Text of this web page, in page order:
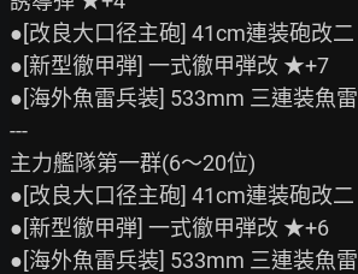
●[改良大口径主砲] 41cm連装砲改
●[新型徹甲弾] 一式徹甲弾改 ★+7
●[海外魚雷兵装] 533mm 三連装魚
---
主力艦隊第一群(6～20位)
●[改良大口径主砲] 41cm連装砲改
●[新型徹甲弾] 一式徹甲弾改 ★+6
●[海外魚雷兵装] 533mm 三連装魚